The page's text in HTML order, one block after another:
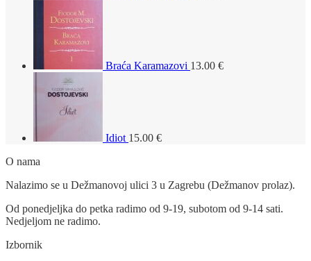
Braća Karamazovi 13.00 €
Idiot 15.00 €
O nama
Nalazimo se u Dežmanovoj ulici 3 u Zagrebu (Dežmanov prolaz).
Od ponedjeljka do petka radimo od 9-19, subotom od 9-14 sati.
Nedjeljom ne radimo.
Izbornik